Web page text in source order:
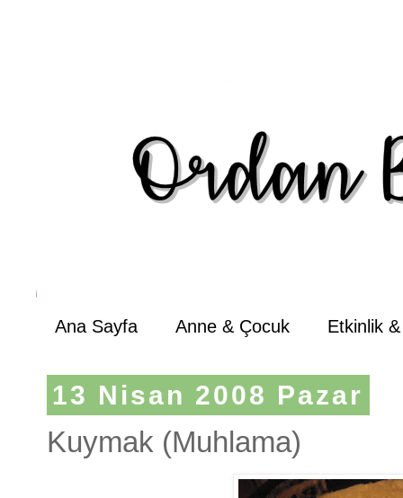
Ana Sayfa Anne & Çocuk Etkinlik
13 Nisan 2008 Pazar
Kuymak (Muhlama)